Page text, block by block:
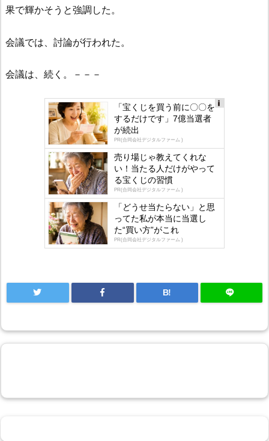
果で輝かそうと強調した。
会議では、討論が行われた。
会議は、続く。－－－
「宝くじを買う前に〇〇を
するだけです」7億当選者
が続出
PR(合同会社デジタルファーム )
売り場じゃ教えてくれな
い！当たる人だけがやって
る宝くじの習慣
PR(合同会社デジタルファーム )
「どうせ当たらない」と思
ってた私が本当に当選し
た“買い方”がこれ
PR(合同会社デジタルファーム )
B!